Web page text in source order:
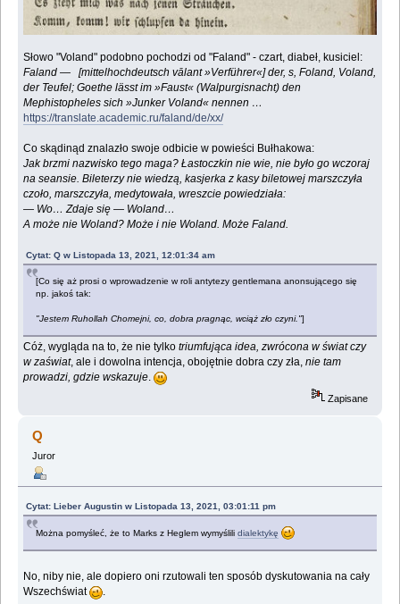
Słowo "Voland" podobno pochodzi od "Faland" - czart, diabeł, kusiciel:
Faland — [mittelhochdeutsch vālant »Verführer«] der, s, Foland, Voland,
der Teufel; Goethe lässt im »Faust« (Walpurgisnacht) den
Mephistopheles sich »Junker Voland« nennen …
https://translate.academic.ru/faland/de/xx/
Co skądinąd znalazło swoje odbicie w powieści Bułhakowa:
Jak brzmi nazwisko tego maga? Łastoczkin nie wie, nie było go wczoraj
na seansie. Bileterzy nie wiedzą, kasjerka z kasy biletowej marszczyła
czoło, marszczyła, medytowała, wreszcie powiedziała:
— Wo… Zdaje się — Woland…
A może nie Woland? Może i nie Woland. Może Faland.
Cytat: Q w Listopada 13, 2021, 12:01:34 am
[Co się aż prosi o wprowadzenie w roli antytezy gentlemana anonsującego się
np. jakoś tak:
"Jestem Ruhollah Chomejni, co, dobra pragnąc, wciąż zło czyni."]
Cóż, wygląda na to, że nie tylkotriumfująca idea, zwrócona w świat czy
w zaświat, ale i dowolna intencja, obojętnie dobra czy zła,nie tam
prowadzi, gdzie wskazuje .
Zapisane
Q
Juror
Cytat: Lieber Augustin w Listopada 13, 2021, 03:01:11 pm
Można pomyśleć, że to Marks z Heglem wymyślilidialektykę
No, niby nie, ale dopiero oni rzutowali ten sposób dyskutowania na cały
Wszechświat
.